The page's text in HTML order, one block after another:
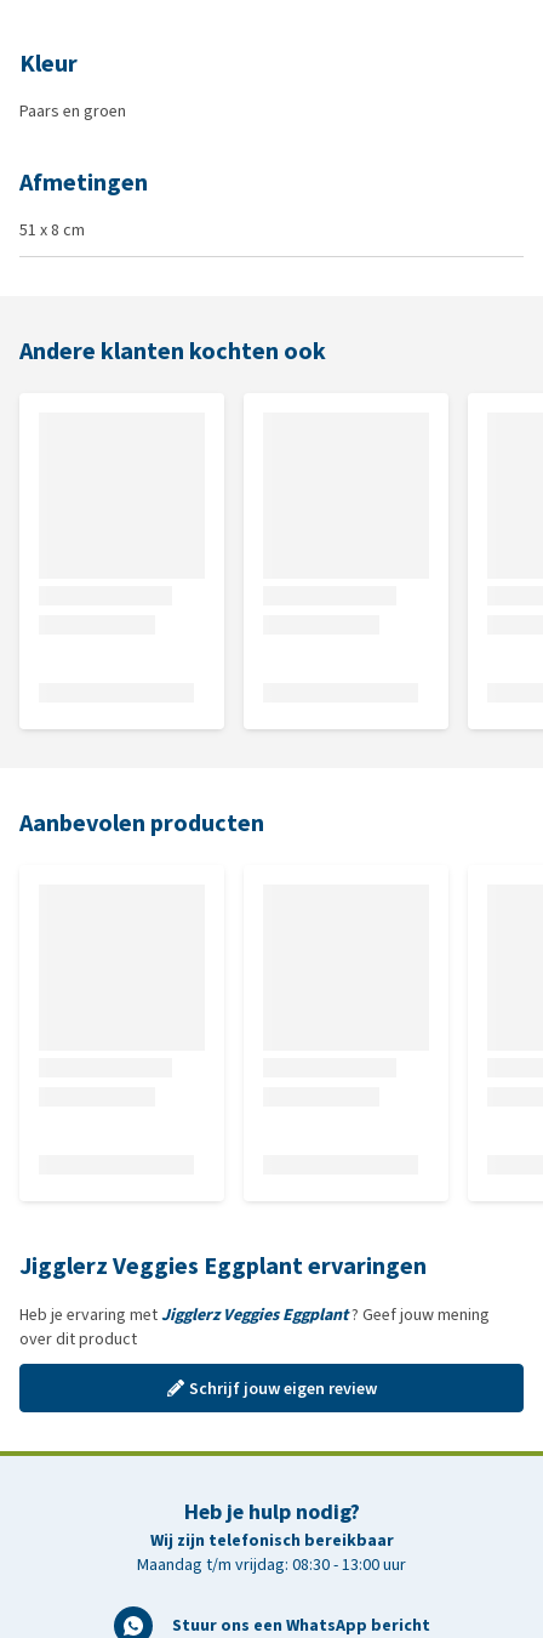
Kleur
Paars en groen
Afmetingen
51 x 8 cm
Andere klanten kochten ook
Aanbevolen producten
Jigglerz Veggies Eggplant ervaringen
Heb je ervaring metJigglerz Veggies Eggplant? Geef jouw mening
over dit product
Schrijf jouw eigen review
Heb je hulp nodig?
Wij zijn telefonisch bereikbaar
Maandag t/m vrijdag: 08:30 - 13:00 uur
Stuur ons een WhatsApp bericht